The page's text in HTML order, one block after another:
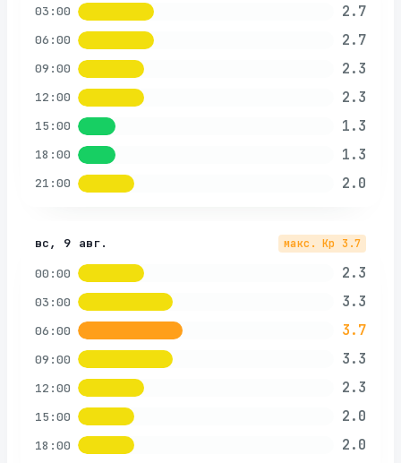
03:00 2.7
06:00 2.7
09:00 2.3
12:00 2.3
15:00 1.3
18:00 1.3
21:00 2.0
вс, 9 авг. макс. Kp 3.7
00:00 2.3
03:00 3.3
06:00 3.7
09:00 3.3
12:00 2.3
15:00 2.0
18:00 2.0